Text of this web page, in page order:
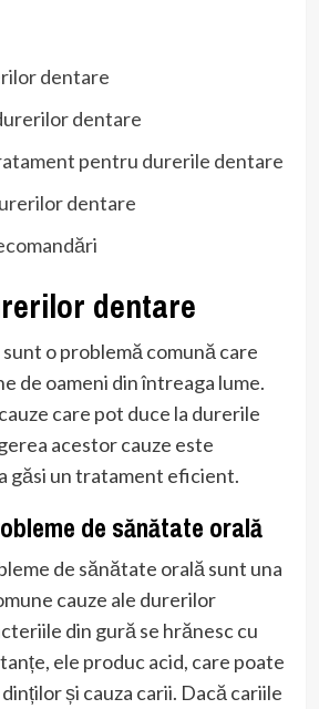
dentare
dentare
pentru durerile dentare
dentare
dentare
o problemă comună care
de oameni din întreaga lume.
care pot duce la durerile
acestor cauze este
găsi un tratament eficient.
de sănătate orală
de sănătate orală sunt una
cauze ale durerilor
din gură se hrănesc cu
ele produc acid, care poate
și cauza carii. Dacă cariile